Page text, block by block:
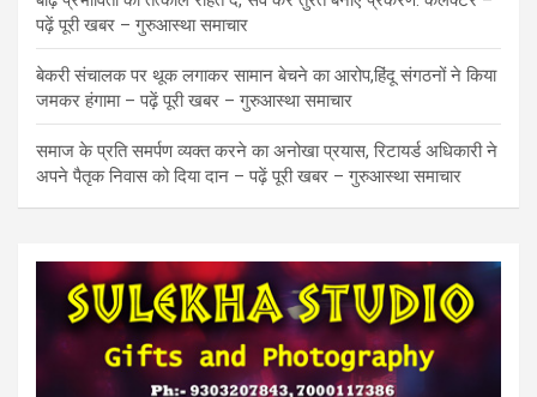
पढ़ें पूरी खबर – गुरुआस्था समाचार
बेकरी संचालक पर थूक लगाकर सामान बेचने का आरोप,हिंदू संगठनों ने किया
जमकर हंगामा – पढ़ें पूरी खबर – गुरुआस्था समाचार
समाज के प्रति समर्पण व्यक्त करने का अनोखा प्रयास, रिटायर्ड अधिकारी ने
अपने पैतृक निवास को दिया दान – पढ़ें पूरी खबर – गुरुआस्था समाचार